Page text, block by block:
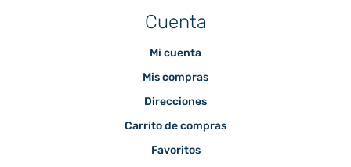
Cuenta
Mi cuenta
Mis compras
Direcciones
Carrito de compras
Favoritos